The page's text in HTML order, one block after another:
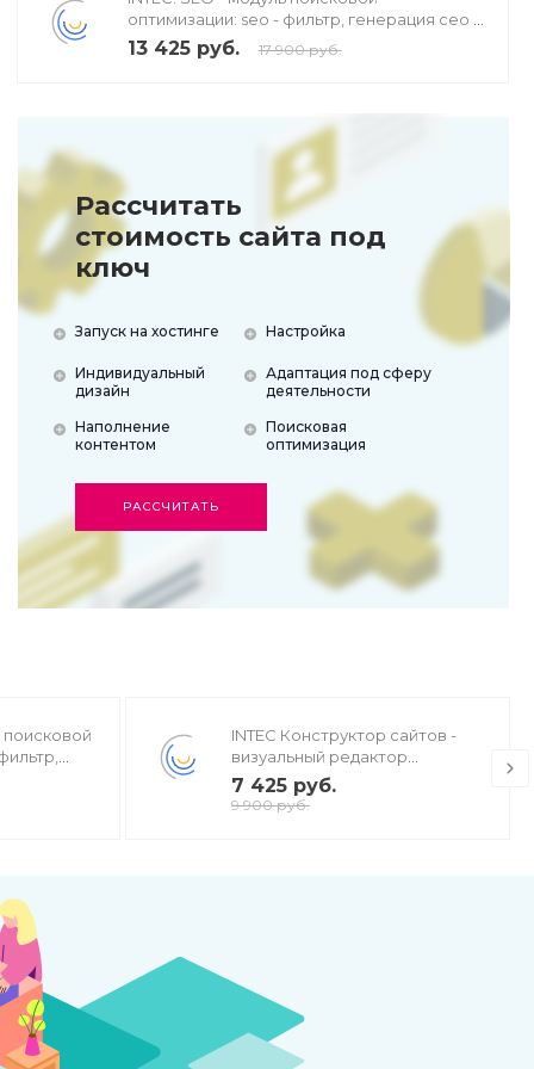
оптимизации: seo - фильтр, генерация сео -
текстов, H1, мета-тегов
13 425 руб. 17 900 руб.
Рассчитать
стоимость сайта под
ключ
Запуск на хостинге
Индивидуальный
дизайн
Наполнение
контентом
Настройка
Адаптация под сферу
деятельности
Поисковая
оптимизация
РАССЧИТАТЬ
поисковой
INTEC Конструктор сайтов -
визуальный редактор
структуры и дизайна
7 425 руб.
9 900 руб.